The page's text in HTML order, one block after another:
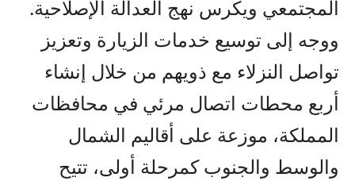
المجتمعي ويكرس نهج العدالة الإصلاحية.
ووجه إلى توسيع خدمات الزيارة وتعزيز
تواصل النزلاء مع ذويهم من خلال إنشاء
أربع محطات اتصال مرئي في محافظات
المملكة، موزعة على أقاليم الشمال
والوسط والجنوب كمرحلة أولى، تتيح